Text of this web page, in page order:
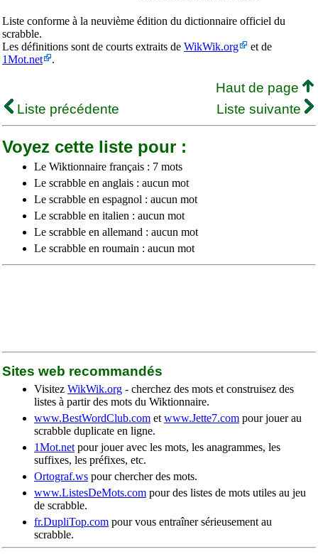
Liste conforme à la neuvième édition du dictionnaire officiel du
scrabble.
Les définitions sont de courts extraits de WikWik.org
et de
1Mot.net
.
Haut de page
Liste précédente
Liste suivante
Voyez cette liste pour :
Le Wiktionnaire français : 7 mots
Le scrabble en anglais : aucun mot
Le scrabble en espagnol : aucun mot
Le scrabble en italien : aucun mot
Le scrabble en allemand : aucun mot
Le scrabble en roumain : aucun mot
Sites web recommandés
Visitez WikWik.org - cherchez des mots et construisez des
listes à partir des mots du Wiktionnaire.
www.BestWordClub.com et www.Jette7.com pour jouer au
scrabble duplicate en ligne.
1Mot.net pour jouer avec les mots, les anagrammes, les
suffixes, les préfixes, etc.
Ortograf.ws pour chercher des mots.
www.ListesDeMots.com pour des listes de mots utiles au jeu
de scrabble.
fr.DupliTop.com pour vous entraîner sérieusement au
scrabble.